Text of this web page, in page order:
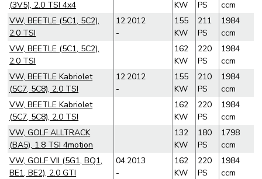
(3V5), 2.0 TSI 4x4 KW PS
ccm
VW, BEETLE (5C1, 5C2),
2.0 TSI
12.2012
-
155
KW
211
PS
1984
ccm
VW, BEETLE (5C1, 5C2),
2.0 TSI
162
KW
220
PS
1984
ccm
VW, BEETLE Kabriolet
(5C7, 5C8), 2.0 TSI
12.2012
-
155
KW
210
PS
1984
ccm
VW, BEETLE Kabriolet
(5C7, 5C8), 2.0 TSI
162
KW
220
PS
1984
ccm
VW, GOLF ALLTRACK
(BA5), 1.8 TSI 4motion
132
KW
180
PS
1798
ccm
VW, GOLF VII (5G1, BQ1,
BE1, BE2), 2.0 GTI
04.2013
-
162
KW
220
PS
1984
ccm